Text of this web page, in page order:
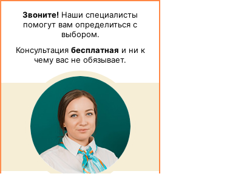
Звоните! Наши специалисты
помогут вам определиться с
выбором.
Консультация бесплатная и ни к
чему вас не обязывает.